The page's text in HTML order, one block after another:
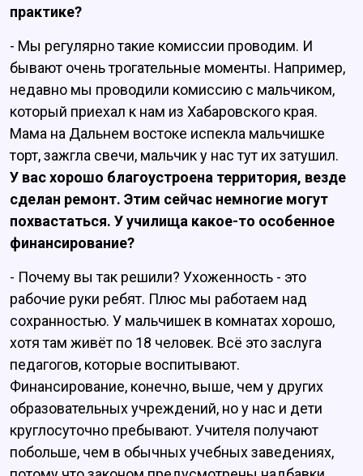
практике?
- Мы регулярно такие комиссии проводим. И
бывают очень трогательные моменты. Например,
недавно мы проводили комиссию с мальчиком,
который приехал к нам из Хабаровского края.
Мама на Дальнем востоке испекла мальчишке
торт, зажгла свечи, мальчик у нас тут их затушил.
У вас хорошо благоустроена территория, везде
сделан ремонт. Этим сейчас немногие могут
похвастаться. У училища какое-то особенное
финансирование?
- Почему вы так решили? Ухоженность - это
рабочие руки ребят. Плюс мы работаем над
сохранностью. У мальчишек в комнатах хорошо,
хотя там живёт по 18 человек. Всё это заслуга
педагогов, которые воспитывают.
Финансирование, конечно, выше, чем у других
образовательных учреждений, но у нас и дети
круглосуточно пребывают. Учителя получают
побольше, чем в обычных учебных заведениях,